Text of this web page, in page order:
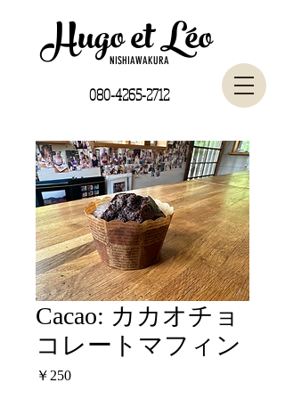
Hugo et Léo
NISHIAWAKURA
080-4265-2712
Cacao: カカオチョ
コレートマフィン
￥250価